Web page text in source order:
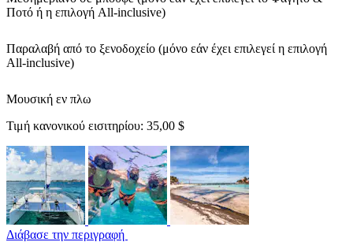
Ποτό ή η επιλογή All-inclusive)
Παραλαβή από το ξενοδοχείο (μόνο εάν έχει επιλεγεί η επιλογή
All-inclusive)
Μουσική εν πλω
Τιμή κανονικού εισιτηρίου: 35,00 $
Διάβασε την περιγραφή